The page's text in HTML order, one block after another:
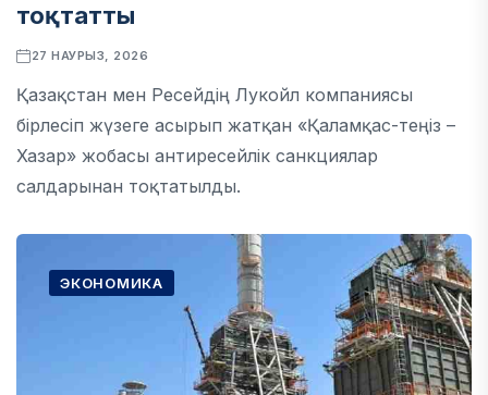
тоқтатты
27 НАУРЫЗ, 2026
Қазақстан мен Ресейдің Лукойл компаниясы
бірлесіп жүзеге асырып жатқан «Қаламқас-теңіз –
Хазар» жобасы антиресейлік санкциялар
салдарынан тоқтатылды.
ЭКОНОМИКА